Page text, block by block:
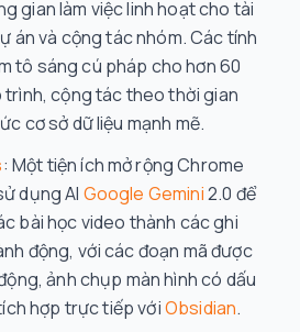
gian làm việc linh hoạt cho tài
án và cộng tác nhóm. Các tính
tô sáng cú pháp cho hơn 60
trình, cộng tác theo thời gian
cơ sở dữ liệu mạnh mẽ.
: Một tiện ích mở rộng Chrome
dụng AI Google Gemini2.0 để
bài học video thành các ghi
động, với các đoạn mã được
ảnh chụp màn hình có dấu
hợp trực tiếp vớiObsidian.